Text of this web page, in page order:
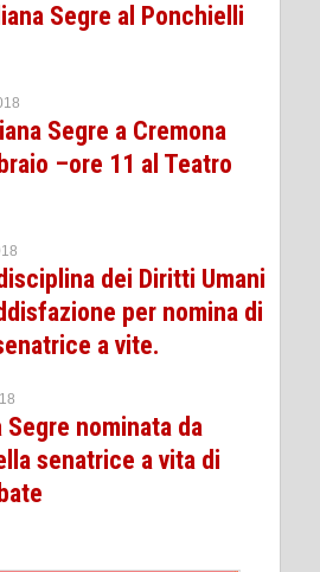
Segre al Ponchielli
Segre a Cremona
–ore 11 al Teatro
dei Diritti Umani
per nomina di
a vite.
nominata da
senatrice a vita di